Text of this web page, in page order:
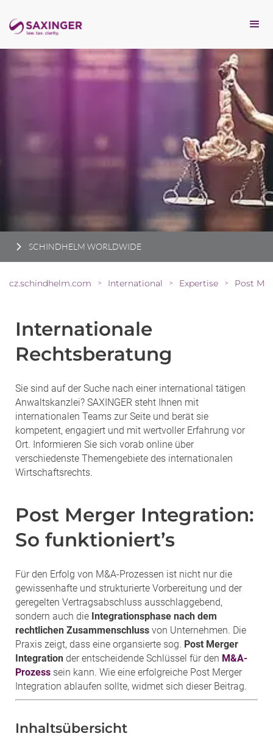
SCHINDHELM WORLDWIDE
cz.schindhelm.com > International > Expertise >
Internationale
Rechtsberatung
Sie sind auf der Suche nach einer international tätigen
Anwaltskanzlei? SAXINGER steht Ihnen mit
internationalen Teams zur Seite und berät sie
kompetent, engagiert und mit wertvoller Erfahrung vor
Ort. Informieren Sie sich vorab online über
verschiedenste Themengebiete des internationalen
Wirtschaftsrechts.
Post Merger Integration:
So funktioniert’s
Für den Erfolg von M&A-Prozessen ist nicht nur die
gewissenhafte und strukturierte Vorbereitung und der
geregelten Vertragsabschluss ausschlaggebend,
sondern auch die Integrationsphase nach dem
rechtlichen Zusammenschluss von Unternehmen. Die
Praxis zeigt, dass eine organsierte sog. Post Merger
Integration der entscheidende Schlüssel für den M&A-
Prozess sein kann. Wie eine erfolgreiche Post Merger
Integration ablaufen sollte, widmet sich dieser Beitrag.
Inhaltsübersicht